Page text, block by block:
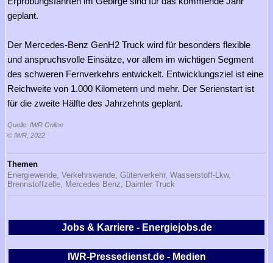
geplant.
Der Mercedes-Benz GenH2 Truck wird für besonders flexible
und anspruchsvolle Einsätze, vor allem im wichtigen Segment
des schweren Fernverkehrs entwickelt. Entwicklungsziel ist eine
Reichweite von 1.000 Kilometern und mehr. Der Serienstart ist
für die zweite Hälfte des Jahrzehnts geplant.
Quelle: IWR Online
© IWR, 2022
Themen
Energiewende, Verkehrswende, Güterverkehr, Wasserstoff-Lkw,
Brennstoffzelle,
Mercedes Benz, Daimler Truck
Jobs & Karriere - Energiejobs.de
IWR-Pressedienst.de - Medien